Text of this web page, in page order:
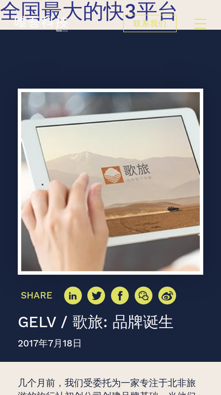
全国最大的快3平台
联系我们
SHARE
GELV / 歌旅: 品牌诞生
2017年7月18日
几个月前，我们受委托为一家专注于北非旅